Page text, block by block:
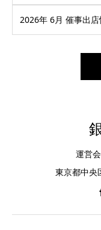
2026年 6月 催事出店
運営
東京都中央